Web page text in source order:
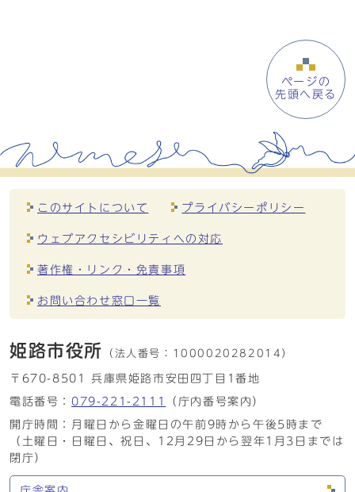
ページの
先頭へ戻る
このサイトについて プライバシーポリシー
ウェブアクセシビリティへの対応
著作権・リンク・免責事項
お問い合わせ窓口一覧
姫路市役所 （法人番号： 1000020282014）
〒670-8501 兵庫県姫路市安田四丁目1番地
電話番号： 079-221-2111
（庁内番号案内）
開庁時間：月曜日から金曜日の午前9時から午後5時まで
（土曜日・日曜日、祝日、12月29日から翌年1月3日までは
閉庁）